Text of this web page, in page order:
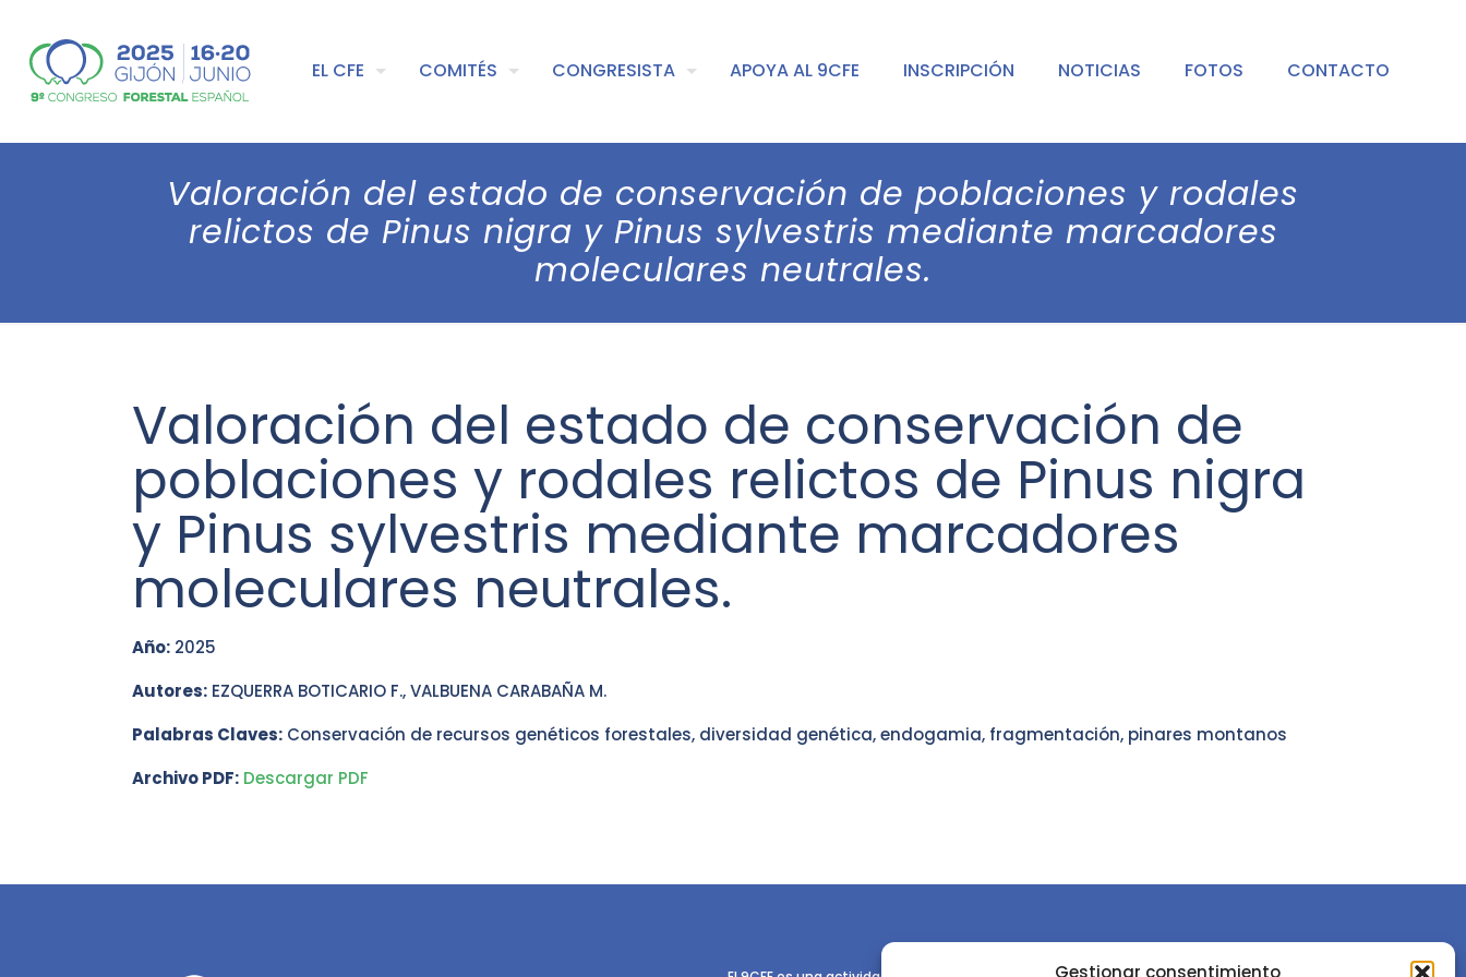
Gestionar consentimiento
EL CFE COMITÉS CONGRESISTA APOYA AL 9CFE INSCRIPCIÓN NOTICIAS FOTOS CONTACTO
Valoración del estado de conservación de poblaciones y rodales
relictos de Pinus nigra y Pinus sylvestris mediante marcadores
moleculares neutrales.
Valoración del estado de conservación de
poblaciones y rodales relictos de Pinus nigra
y Pinus sylvestris mediante marcadores
moleculares neutrales.
Año: 2025
Autores: EZQUERRA BOTICARIO F., VALBUENA CARABAÑA M.
Palabras Claves: Conservación de recursos genéticos forestales, diversidad genética, endogamia, fragmentación, pinares montanos
Archivo PDF: Descargar PDF